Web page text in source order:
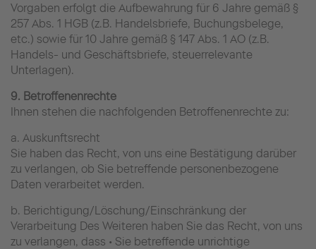
Vorgaben erfolgt die Aufbewahrung für 6 Jahre gemäß §
257 Abs. 1 HGB (z.B. Handelsbriefe, Buchungsbelege,
etc.) sowie für 10 Jahre gemäß § 147 Abs. 1 AO (z.B.
Handels- und Geschäftsbriefe, steuerrelevante
Unterlagen).
9. Betroffenenrechte
Ihnen stehen die nachfolgenden Betroffenenrechte zu:
a. Auskunftsrecht
Sie haben das Recht, von uns eine Bestätigung darüber
zu verlangen, ob Sie betreffende personenbezogene
Daten verarbeitet werden.
b. Berichtigung/Löschung/Einschränkung der
Verarbeitung Des Weiteren haben Sie das Recht, von uns
zu verlangen, dass • Sie betreffende unrichtige